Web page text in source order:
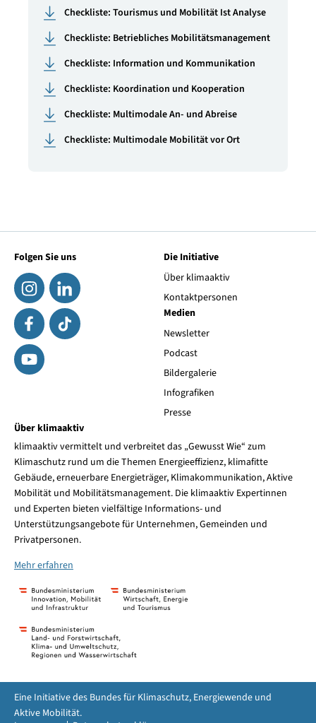
Checkliste: Tourismus und Mobilität Ist Analyse
Checkliste: Betriebliches Mobilitätsmanagement
Checkliste: Information und Kommunikation
Checkliste: Koordination und Kooperation
Checkliste: Multimodale An- und Abreise
Checkliste: Multimodale Mobilität vor Ort
Folgen Sie uns
Die Initiative
Über klimaaktiv
Kontaktpersonen
Medien
Newsletter
Podcast
Bildergalerie
Infografiken
Presse
Über klimaaktiv
klimaaktiv vermittelt und verbreitet das „Gewusst Wie“ zum
Klimaschutz rund um die Themen Energieeffizienz, klimafitte
Gebäude, erneuerbare Energieträger, Klimakommunikation, Aktive
Mobilität und Mobilitätsmanagement. Die klimaaktiv Expertinnen
und Experten bieten vielfältige Informations- und
Unterstützungsangebote für Unternehmen, Gemeinden und
Privatpersonen.
Mehr erfahren
Eine Initiative des Bundes für Klimaschutz, Energiewende und
Aktive Mobilität.